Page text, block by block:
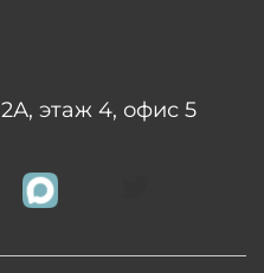
этаж 4, офис 5